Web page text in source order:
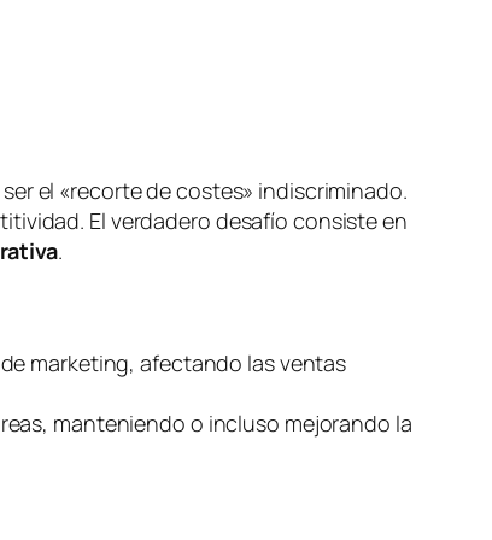
el «recorte de costes» indiscriminado.
El verdadero desafío consiste en
.
marketing, afectando las ventas
manteniendo o incluso mejorando la